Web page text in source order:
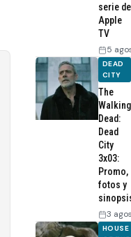
serie de
Apple
TV
5
DEAD
CITY
The
Walking
Dead:
Dead
City
3x03:
Promo,
fotos y
3
HOUSE